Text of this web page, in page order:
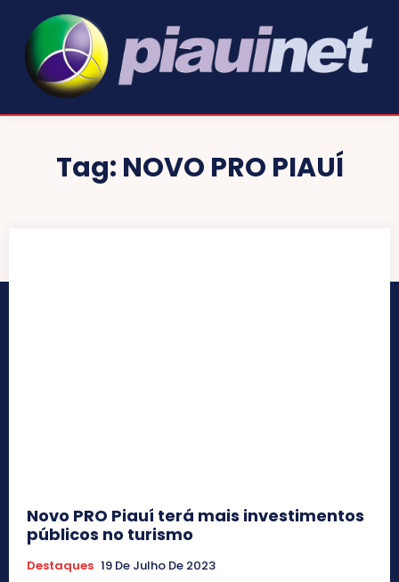
Tag: NOVO PRO PIAUÍ
Novo PRO Piauí terá mais investimentos
públicos no turismo
Destaques 19 De Julho De 2023